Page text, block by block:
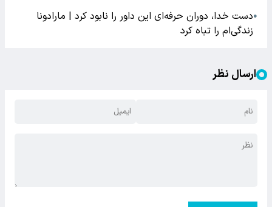
●دست خدا، دوران حرفه‌ای این داور را نابود کرد | مارادونا
زندگی‌ام را تباه کرد
ارسال نظر